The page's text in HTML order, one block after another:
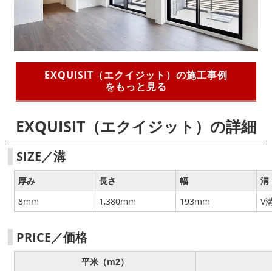
EXQUISIT（エクイジット）の施工事例
をもっと見る
EXQUISIT（エクイジット）の詳細
SIZE／溝
厚み 長さ 幅
溝
8mm
1,380mm 193mm V
PRICE／価格
平米（m2）